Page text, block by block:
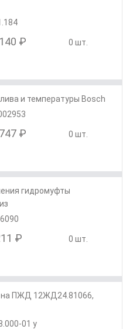
₽ 0 шт.
и температуры Bosch
₽ 0 шт.
гидромуфты
₽ 0 шт.
на ПЖД 12ЖД24.81066,
01 у